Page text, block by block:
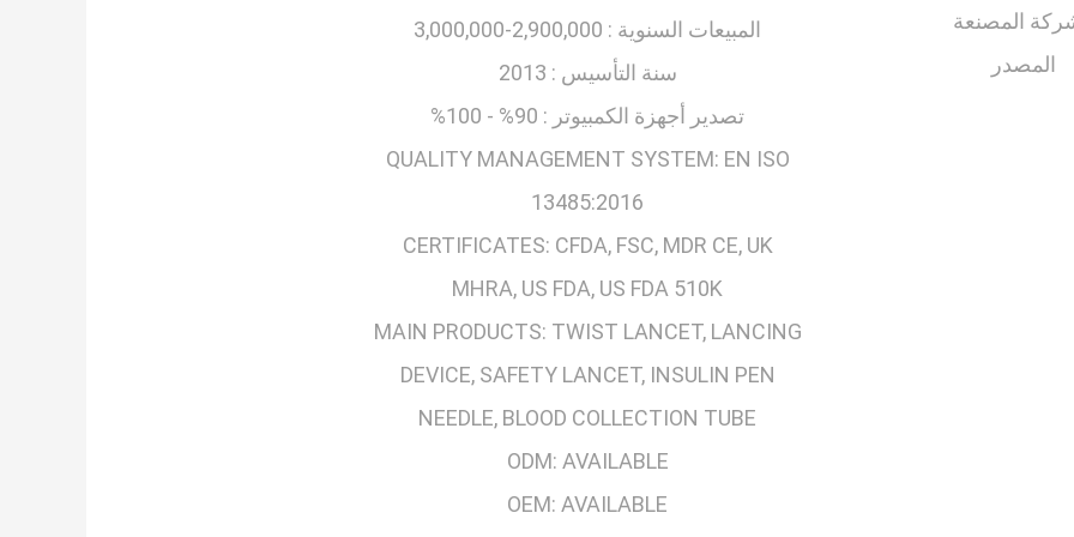
المصنعة
المصدر
المبيعات السنوية : 2,900,000-3,000,000
سنة التأسيس : 2013
تصدير أجهزة الكمبيوتر : 90% - 100%
QUALITY MANAGEMENT SYSTEM: EN ISO
13485:2016
CERTIFICATES: CFDA, FSC, MDR CE, UK
MHRA, US FDA, US FDA 510K
MAIN PRODUCTS: TWIST LANCET, LANCING
DEVICE, SAFETY LANCET, INSULIN PEN
NEEDLE, BLOOD COLLECTION TUBE
ODM: AVAILABLE
OEM: AVAILABLE